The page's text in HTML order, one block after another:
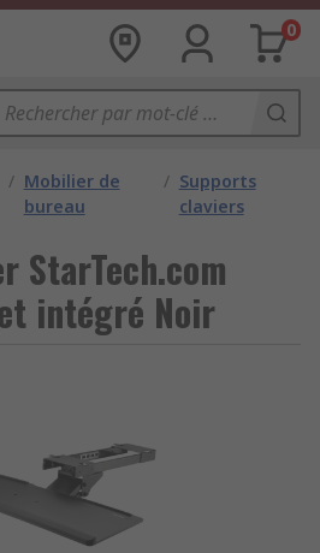
0
/ Mobilier de
bureau
/ Supports
claviers
StarTech.com
intégré Noir